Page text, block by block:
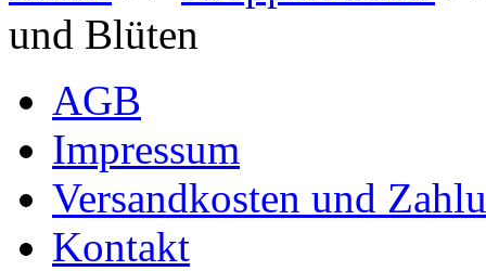
und Blüten
AGB
Impressum
Versandkosten und
Kontakt